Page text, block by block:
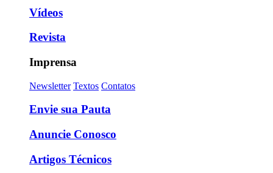
Vídeos
Revista
Imprensa
Newsletter Textos Contatos
Envie sua Pauta
Anuncie Conosco
Artigos Técnicos